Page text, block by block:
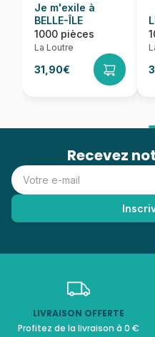
Je m'exile à
BELLE-ÎLE
1000 pièces
La Loutre
31,90€
Recevez
LIVRAISON OFFERTE
Profitez de la livraison à 0 €